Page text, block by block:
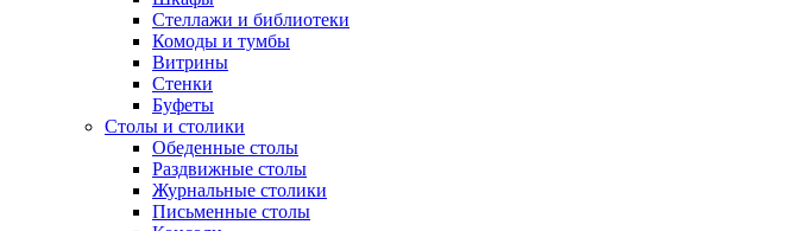
Стеллажи и библиотеки
Комоды и тумбы
Витрины
Стенки
Буфеты
Столы и столики
Обеденные столы
Раздвижные столы
Журнальные столики
Письменные столы